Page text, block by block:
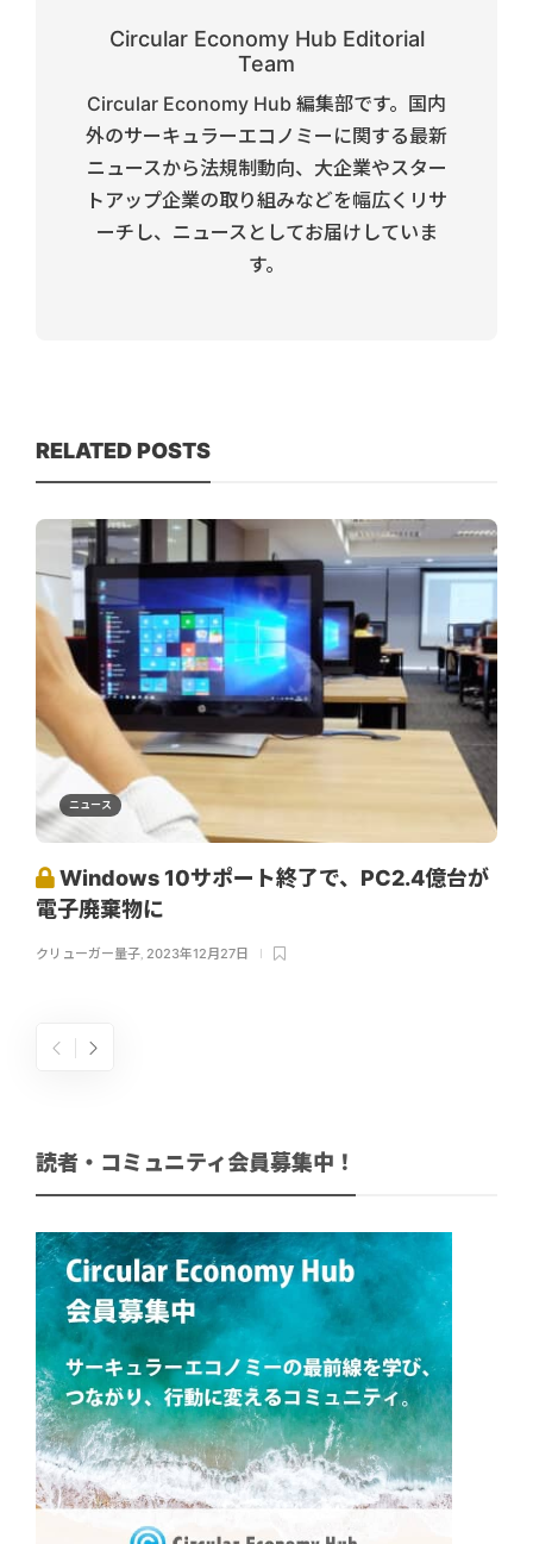
Circular Economy Hub Editorial
Team
Circular Economy Hub 編集部です。国内
外のサーキュラーエコノミーに関する最新
ニュースから法規制動向、大企業やスター
トアップ企業の取り組みなどを幅広くリサ
ーチし、ニュースとしてお届けしていま
す。
RELATED POSTS
ニュース
Windows 10サポート終了で、PC2.4億台が
電子廃棄物に
クリューガー量子, 2023年12月27日
読者・コミュニティ会員募集中！